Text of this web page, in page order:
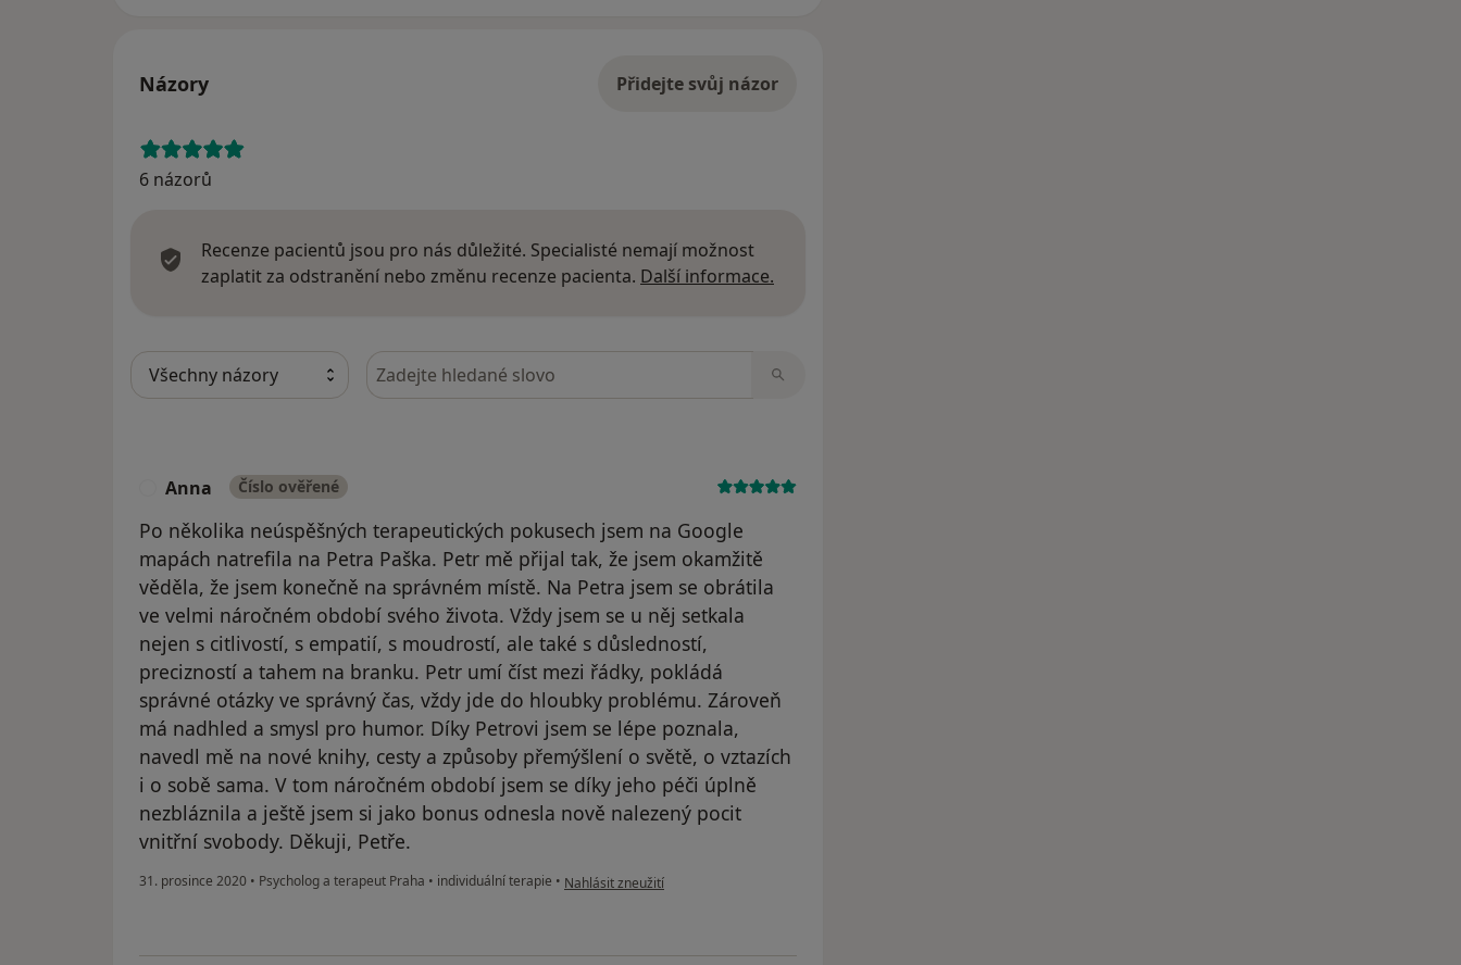
Názory Přidejte svůj názor
6 názorů
Recenze pacientů jsou pro nás důležité. Specialisté nemají možnost
zaplatit za odstranění nebo změnu recenze pacienta. Další informace.
Hledejte v názorech
Anna Číslo ověřené
Po několika neúspěšných terapeutických pokusech jsem na Google
mapách natrefila na Petra Paška. Petr mě přijal tak, že jsem okamžitě
věděla, že jsem konečně na správném místě. Na Petra jsem se obrátila
ve velmi náročném období svého života. Vždy jsem se u něj setkala
nejen s citlivostí, s empatií, s moudrostí, ale také s důsledností,
precizností a tahem na branku. Petr umí číst mezi řádky, pokládá
správné otázky ve správný čas, vždy jde do hloubky problému. Zároveň
má nadhled a smysl pro humor. Díky Petrovi jsem se lépe poznala,
navedl mě na nové knihy, cesty a způsoby přemýšlení o světě, o vztazích
i o sobě sama. V tom náročném období jsem se díky jeho péči úplně
nezbláznila a ještě jsem si jako bonus odnesla nově nalezený pocit
vnitřní svobody. Děkuji, Petře.
31. prosince 2020 • Psycholog a terapeut Praha • individuální terapie • podle názoru uživatele Anna
Nahlásit zneužití